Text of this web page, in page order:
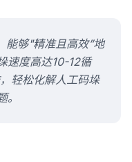
能够"精准且高效”地
速度高达10-12循
轻松化解人工码垛